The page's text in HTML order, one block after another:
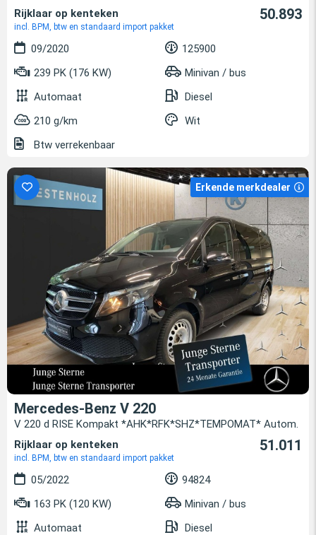
Rijklaar op kenteken
incl. BPM, btw en standaard import pakket
50.893
09/2020
125900
239 PK (176 KW)
Minivan / bus
Automaat
Diesel
210 g/km
Wit
Btw verrekenbaar
Erkende merkdealer
Mercedes-Benz V 220
V 220 d RISE Kompakt *AHK*RFK*SHZ*TEMPOMAT* Autom.
Rijklaar op kenteken
incl. BPM, btw en standaard import pakket
51.011
05/2022
94824
163 PK (120 KW)
Minivan / bus
Automaat
Diesel